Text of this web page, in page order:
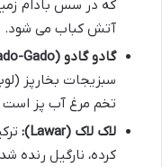
که در سس بادام
آتش کباب می شود.
گادو گادو (Gado-Gado):
سبزیجات بخارپز
تخم مرغ آب پز است
لاک لاک (Lawar):
کرده، نارگیل رنده